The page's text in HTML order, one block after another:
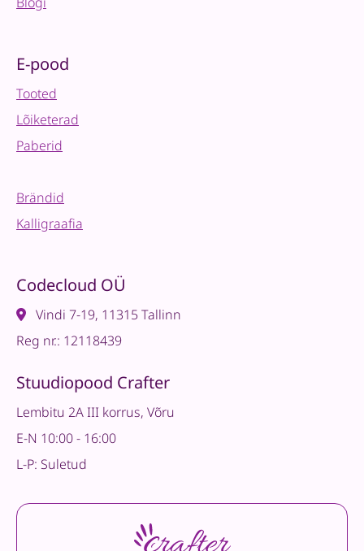
E-pood
Tooted
Lõiketerad
Paberid
Brändid
Kalligraafia
Codecloud OÜ
Vindi 7-19, 11315 Tallinn
Reg nr.: 12118439
Stuudiopood Crafter
Lembitu 2A III korrus, Võru
E-N 10:00 - 16:00
L-P: Suletud